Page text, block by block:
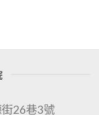
26巷3號